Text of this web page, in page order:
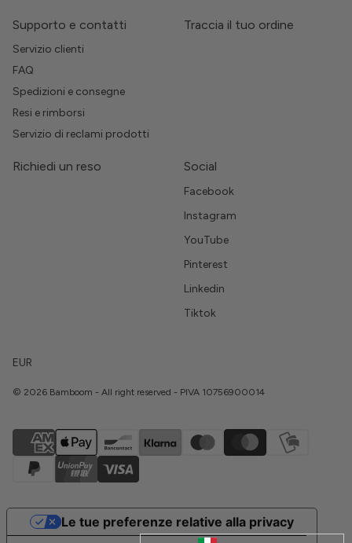
Supporto e contatti
Servizio clienti
FAQ
Spedizioni e consegne
Resi e rimborsi
Servizio di reclami prodotti
Traccia il tuo ordine
Richiedi un reso Social
Facebook
Instagram
YouTube
Pinterest
Linkedin
Tiktok
EUR
© 2026 Bamboom - All right reserved - PIVA 10756900014
Le tue preferenze relative alla privacy